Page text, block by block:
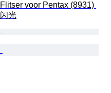
Flitser voor Pentax (8931)
闪光